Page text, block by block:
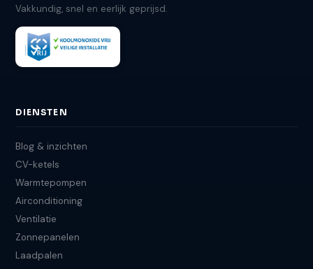
Vakkundig, snel en eerlijk geprijsd.
DIENSTEN
Blog & inzichten
CV-ketels
Warmtepompen
Airconditioning
Ventilatie
Zonnepanelen
Laadpalen